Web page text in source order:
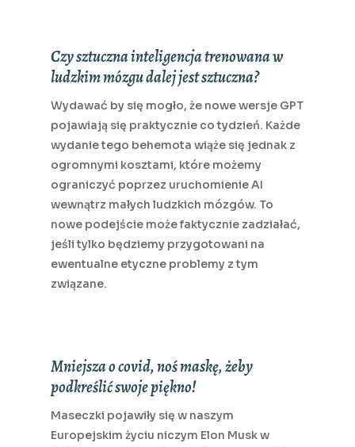
Czy sztuczna inteligencja trenowana w
ludzkim mózgu dalej jest sztuczna?
Wydawać by się mogło, że nowe wersje GPT
pojawiają się praktycznie co tydzień. Każde
wydanie tego behemota wiąże się jednak z
ogromnymi kosztami, które możemy
ograniczyć poprzez uruchomienie AI
wewnątrz małych ludzkich mózgów. To
nowe podejście może faktycznie zadziałać,
jeśli tylko będziemy przygotowani na
ewentualne etyczne problemy z tym
związane.
Mniejsza o covid, noś maskę, żeby
podkreślić swoje piękno!
Maseczki pojawiły się w naszym
Europejskim życiu niczym Elon Musk w